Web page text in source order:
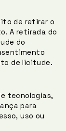
de retirar o
A retirada do
do
de licitude.
tecnologias,
para
uso ou